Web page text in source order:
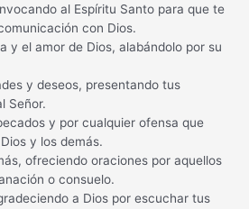
al Espíritu Santo para que te
con Dios.
y el amor de Dios, alabándolo por su
y deseos, presentando tus
Señor.
y por cualquier ofensa que
y los demás.
ofreciendo oraciones por aquellos
o consuelo.
a Dios por escuchar tus